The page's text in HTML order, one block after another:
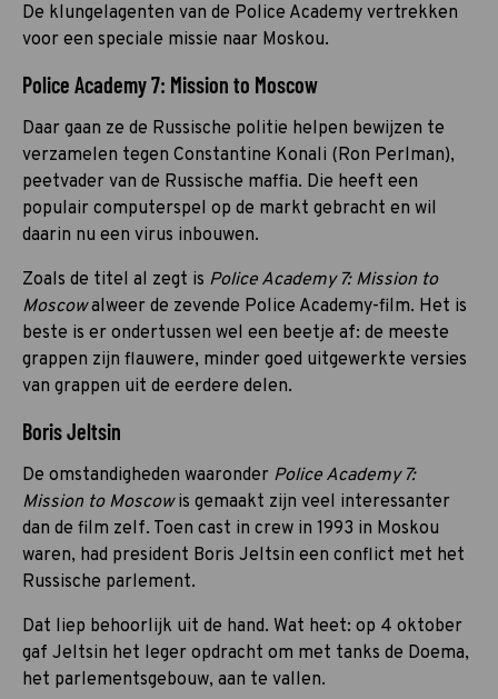
De klungelagenten van de Police Academy vertrekken
voor een speciale missie naar Moskou.
Police Academy 7: Mission to Moscow
Daar gaan ze de Russische politie helpen bewijzen te
verzamelen tegen Constantine Konali (Ron Perlman),
peetvader van de Russische maffia. Die heeft een
populair computerspel op de markt gebracht en wil
daarin nu een virus inbouwen.
Zoals de titel al zegt is Police Academy 7: Mission to
Moscowalweer de zevende Police Academy-film. Het is
beste is er ondertussen wel een beetje af: de meeste
grappen zijn flauwere, minder goed uitgewerkte versies
van grappen uit de eerdere delen.
Boris Jeltsin
De omstandigheden waaronder Police Academy 7:
Mission to Moscowis gemaakt zijn veel interessanter
dan de film zelf. Toen cast in crew in 1993 in Moskou
waren, had president Boris Jeltsin een conflict met het
Russische parlement.
Dat liep behoorlijk uit de hand. Wat heet: op 4 oktober
gaf Jeltsin het leger opdracht om met tanks de Doema,
het parlementsgebouw, aan te vallen.